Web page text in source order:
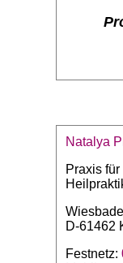
Natalya
Praxis
D-61462
Festnetz: